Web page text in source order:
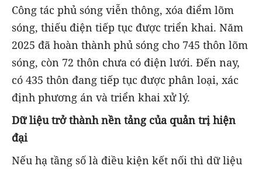
Công tác phủ sóng viễn thông, xóa điểm lõm
sóng, thiếu điện tiếp tục được triển khai. Năm
2025 đã hoàn thành phủ sóng cho 745 thôn lõm
sóng, còn 72 thôn chưa có điện lưới. Đến nay,
có 435 thôn đang tiếp tục được phân loại, xác
định phương án và triển khai xử lý.
Dữ liệu trở thành nền tảng của quản trị hiện
đại
Nếu hạ tầng số là điều kiện kết nối thì dữ liệu